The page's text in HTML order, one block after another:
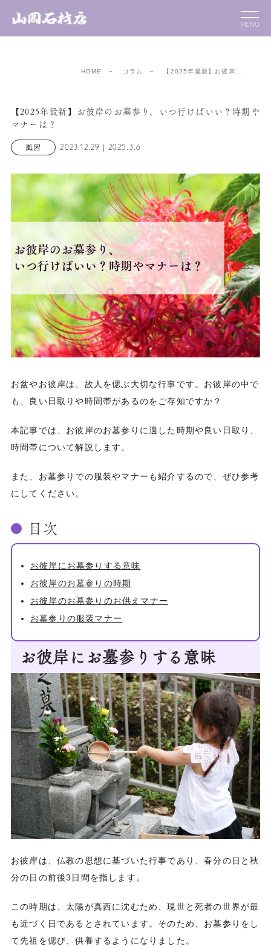
HOME コラム 【2025年最新】お彼岸…
【2025年最新】お彼岸のお墓参り、いつ行けばいい？時期や
マナーは？
風習 2023.12.29｜2025.3.6
お盆やお彼岸は、故人を偲ぶ大切な行事です。お彼岸の中で
も、良い日取りや時間帯があるのをご存知ですか？
本記事では、お彼岸のお墓参りに適した時期や良い日取り、
時間帯について解説します。
また、お墓参りでの服装やマナーも紹介するので、ぜひ参考
にしてください。
目次
お彼岸にお墓参りする意味
お彼岸のお墓参りの時期
お彼岸のお墓参りのお供えマナー
お墓参りの服装マナー
お彼岸にお墓参りする意味
お彼岸は、仏教の思想に基づいた行事であり、春分の日と秋
分の日の前後3日間を指します。
この時期は、太陽が真西に沈むため、現世と死者の世界が最
も近づく日であるとされています。そのため、お墓参りをし
て先祖を偲び、供養するようになりました。